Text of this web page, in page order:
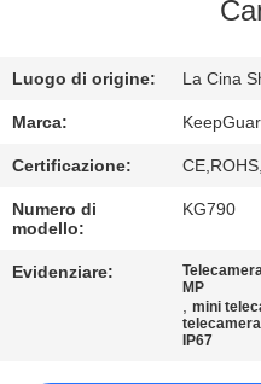
CONTROLLO
DELLA
QUALITÀ
CONTATTACI
Luogo di origine: La Cina
Marca:
Certificazione:
Numero di
modello:
KG790
Evidenziare:
MP
,mini
IP67